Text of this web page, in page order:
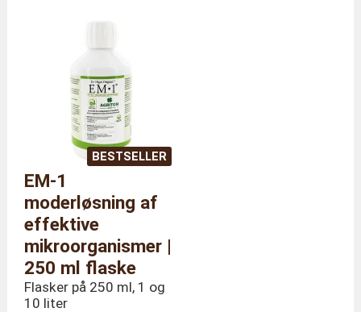
BESTSELLER
EM-1
moderløsning af
effektive
mikroorganismer |
250 ml flaske
Flasker på 250 ml, 1 og
10 liter